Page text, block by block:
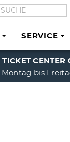
SERVICE
TICKET CENTER
Montag bis